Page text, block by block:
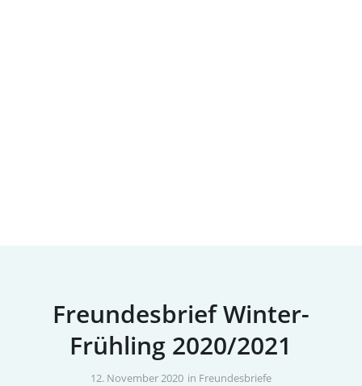
Freundesbrief Winter-
Frühling 2020/2021
12. November 2020/ in Freundesbriefe